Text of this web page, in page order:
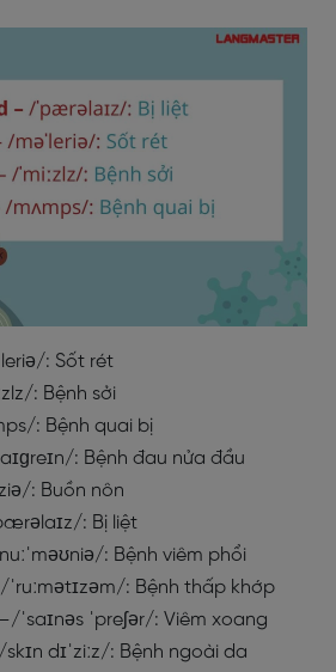
: Sốt rét
: Bệnh sởi
: Bệnh quai bị
: Bệnh đau nửa đầu
: Buồn nôn
: Bị liệt
: Bệnh viêm phổi
ˈruːmətɪzəm/: Bệnh thấp khớp
–/ˈsaɪnəs ˈpreʃər/: Viêm xoang
dɪˈziːz/: Bệnh ngoài da